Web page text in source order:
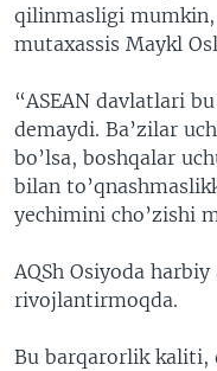
qilinmasligi mumkin,
mutaxassis Maykl
“ASEAN davlatlari
demaydi. Ba’zilar
bo’lsa, boshqalar
bilan
yechimini cho’zishi
AQSh Osiyoda
rivojlantirmoqda.
Bu barqarorlik kaliti,